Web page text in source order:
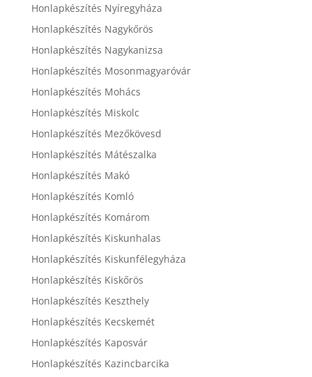
Honlapkészítés Nyíregyháza
Honlapkészítés Nagykőrös
Honlapkészítés Nagykanizsa
Honlapkészítés Mosonmagyaróvár
Honlapkészítés Mohács
Honlapkészítés Miskolc
Honlapkészítés Mezőkövesd
Honlapkészítés Mátészalka
Honlapkészítés Makó
Honlapkészítés Komló
Honlapkészítés Komárom
Honlapkészítés Kiskunhalas
Honlapkészítés Kiskunfélegyháza
Honlapkészítés Kiskőrös
Honlapkészítés Keszthely
Honlapkészítés Kecskemét
Honlapkészítés Kaposvár
Honlapkészítés Kazincbarcika